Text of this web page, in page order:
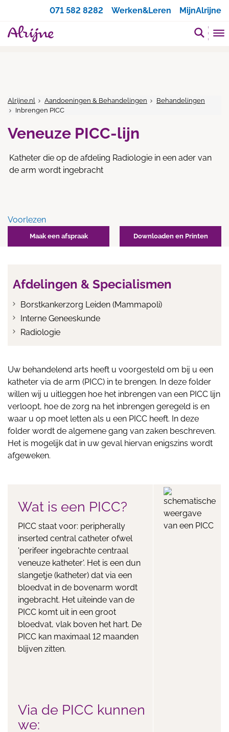
071 582 8282
Werken&Leren MijnAlrijne
Alrijne.nl Aandoeningen & Behandelingen
Behandelingen
Inbrengen PICC
Veneuze PICC-lijn
Katheter die op de afdeling Radiologie in een ader van
de arm wordt ingebracht
Voorlezen
Maak een afspraak Downloaden en Printen
Afdelingen & Specialismen
Borstkankerzorg Leiden (Mammapoli)
Interne Geneeskunde
Radiologie
Uw behandelend arts heeft u voorgesteld om bij u een
katheter via de arm (PICC) in te brengen. In deze folder
willen wij u uitleggen hoe het inbrengen van een PICC lijn
verloopt, hoe de zorg na het inbrengen geregeld is en
waar u op moet letten als u een PICC heeft. In deze
folder wordt de algemene gang van zaken beschreven.
Het is mogelijk dat in uw geval hiervan enigszins wordt
afgeweken.
Wat is een PICC?
PICC staat voor: peripherally
inserted central catheter ofwel
'perifeer ingebrachte centraal
veneuze katheter'. Het is een dun
slangetje (katheter) dat via een
bloedvat in de bovenarm wordt
ingebracht. Het uiteinde van de
PICC komt uit in een groot
bloedvat, vlak boven het hart. De
PICC kan maximaal 12 maanden
blijven zitten.
Via de PICC kunnen
we: